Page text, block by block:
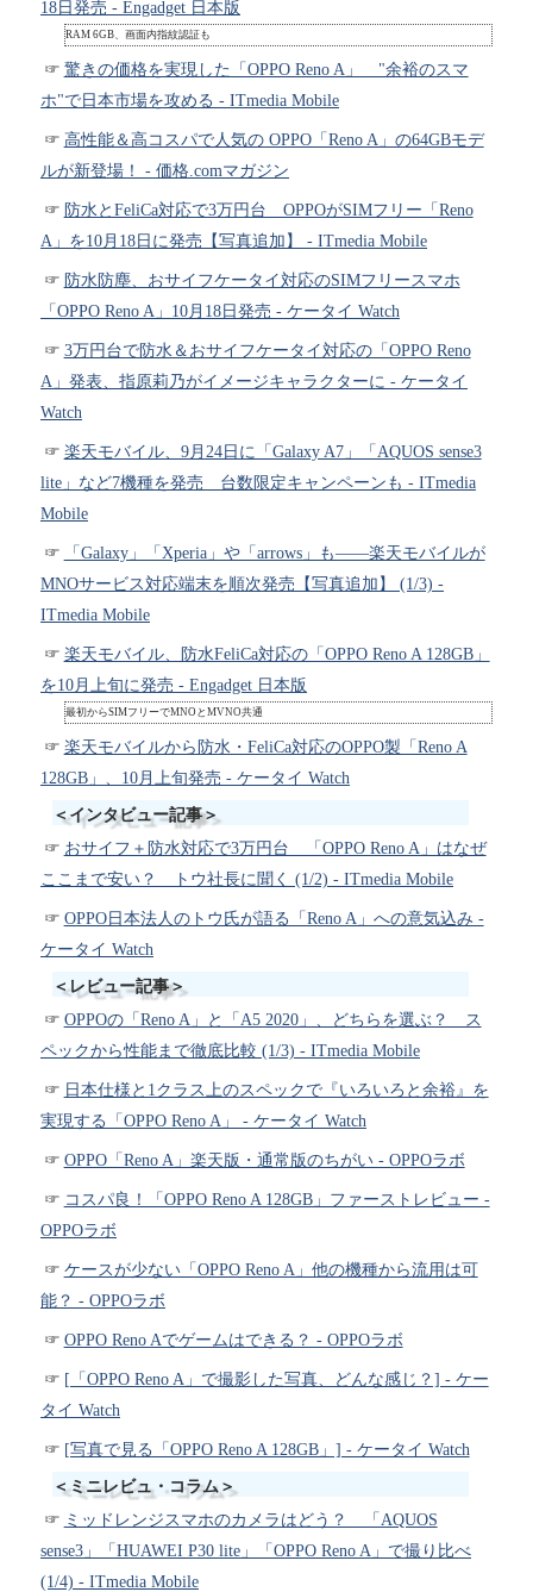
18日発売 - Engadget 日本版
RAM 6GB、画面内指紋認証も
驚きの価格を実現した「OPPO Reno A」 "余裕のスマ
ホ"で日本市場を攻める - ITmedia Mobile
高性能＆高コスパで人気の OPPO「Reno A」の64GBモデ
ルが新登場！ - 価格.comマガジン
防水とFeliCa対応で3万円台 OPPOがSIMフリー「Reno
A」を10月18日に発売【写真追加】 - ITmedia Mobile
防水防塵、おサイフケータイ対応のSIMフリースマホ
「OPPO Reno A」10月18日発売 - ケータイ Watch
3万円台で防水＆おサイフケータイ対応の「OPPO Reno
A」発表、指原莉乃がイメージキャラクターに - ケータイ
Watch
楽天モバイル、9月24日に「Galaxy A7」「AQUOS sense3
lite」など7機種を発売 台数限定キャンペーンも - ITmedia
Mobile
「Galaxy」「Xperia」や「arrows」も――楽天モバイルが
MNOサービス対応端末を順次発売【写真追加】 (1/3) -
ITmedia Mobile
楽天モバイル、防水FeliCa対応の「OPPO Reno A 128GB」
を10月上旬に発売 - Engadget 日本版
最初からSIMフリーでMNOとMVNO共通
楽天モバイルから防水・FeliCa対応のOPPO製「Reno A
128GB」、10月上旬発売 - ケータイ Watch
＜インタビュー記事＞
おサイフ＋防水対応で3万円台 「OPPO Reno A」はなぜ
ここまで安い？ トウ社長に聞く (1/2) - ITmedia Mobile
OPPO日本法人のトウ氏が語る「Reno A」への意気込み -
ケータイ Watch
＜レビュー記事＞
OPPOの「Reno A」と「A5 2020」、どちらを選ぶ？ ス
ペックから性能まで徹底比較 (1/3) - ITmedia Mobile
日本仕様と1クラス上のスペックで『いろいろと余裕』を
実現する「OPPO Reno A」 - ケータイ Watch
OPPO「Reno A」楽天版・通常版のちがい - OPPOラボ
コスパ良！「OPPO Reno A 128GB」ファーストレビュー -
OPPOラボ
ケースが少ない「OPPO Reno A」他の機種から流用は可
能？ - OPPOラボ
OPPO Reno Aでゲームはできる？ - OPPOラボ
[「OPPO Reno A」で撮影した写真、どんな感じ？] - ケー
タイ Watch
[写真で見る「OPPO Reno A 128GB」] - ケータイ Watch
＜ミニレビュ・コラム＞
ミッドレンジスマホのカメラはどう？ 「AQUOS
sense3」「HUAWEI P30 lite」「OPPO Reno A」で撮り比べ
(1/4) - ITmedia Mobile